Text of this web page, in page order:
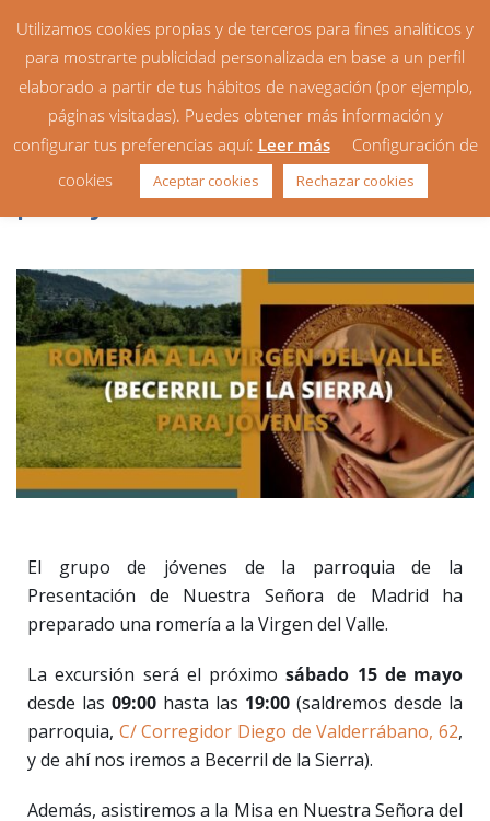
Romería a la Virgen del Valle
para jóvenes: 15/05/2021
El grupo de jóvenes de la parroquia de la
Presentación de Nuestra Señora de Madrid ha
preparado una romería a la Virgen del Valle.
La excursión será el próximosábado 15 de mayo
desde las 09:00 hasta las 19:00 (saldremos desde la
parroquia, C/ Corregidor Diego de Valderrábano, 62,
y de ahí nos iremos a Becerril de la Sierra).
Además, asistiremos a la Misa en Nuestra Señora del
Utilizamos cookies propias y de terceros para fines analíticos y
para mostrarte publicidad personalizada en base a un perfil
elaborado a partir de tus hábitos de navegación (por ejemplo,
páginas visitadas). Puedes obtener más información y
configurar tus preferencias aquí: Leer más
Configuración de
cookies
Aceptar cookies Rechazar cookies